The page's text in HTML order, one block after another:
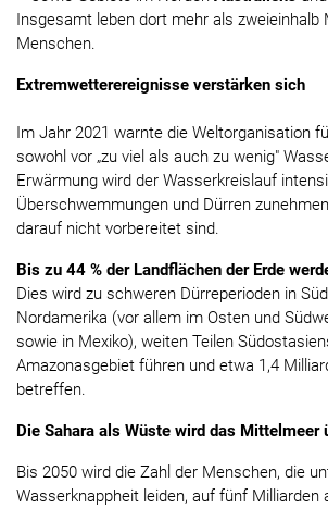
Insgesamt leben dort mehr als zweieinhalb
Menschen.
Extremwetterereignisse verstärken sich
Im Jahr 2021 warnte die Weltorganisation
sowohl vor „zu viel als auch zu wenig"
Erwärmung wird der Wasserkreislauf
Überschwemmungen und Dürren
darauf nicht vorbereitet sind.
Bis zu 44 % der Landflächen der Erde
Dies wird zu schweren Dürreperioden in
Nordamerika (vor allem im Osten und
sowie in Mexiko), weiten Teilen
Amazonasgebiet führen und etwa 1,4
betreffen.
Die Sahara als Wüste wird das Mittelmeer
Bis 2050 wird die Zahl der Menschen, die
Wasserknappheit leiden, auf fünf Milliarden